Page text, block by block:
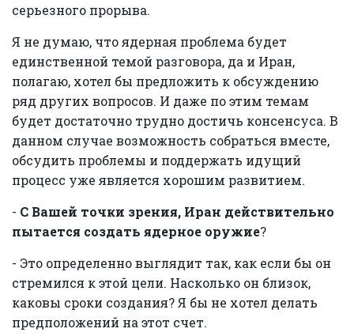
серьезного прорыва.
Я не думаю, что ядерная проблема будет
единственной темой разговора, да и Иран,
полагаю, хотел бы предложить к обсуждению
ряд других вопросов. И даже по этим темам
будет достаточно трудно достичь консенсуса. В
данном случае возможность собраться вместе,
обсудить проблемы и поддержать идущий
процесс уже является хорошим развитием.
- С Вашей точки зрения, Иран действительно
пытается создать ядерное оружие?
- Это определенно выглядит так, как если бы он
стремился к этой цели. Насколько он близок,
каковы сроки создания? Я бы не хотел делать
предположений на этот счет.